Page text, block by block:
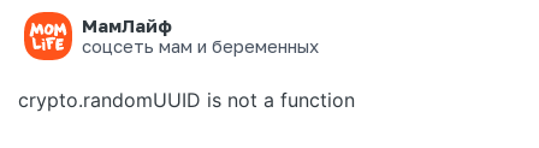
МамЛайф
соцсеть мам и беременных
Ошибка на странице
crypto.randomUUID is not a function